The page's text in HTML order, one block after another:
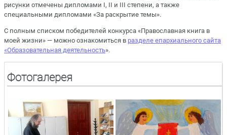
рисунки отмечены дипломами I, II и III степени, а также
специальными дипломами «За раскрытие темы».
С полным списком победителей конкурса «Православная книга в
моей жизни» ― можно ознакомиться в разделе епархиального сайта
«Образовательная деятельность».
Фотогалерея